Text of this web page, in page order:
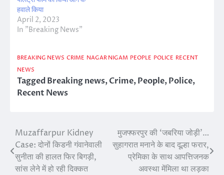
हवाले किया
April 2, 2023
In "Breaking News"
BREAKING NEWS CRIME NAGAR NIGAM PEOPLE POLICE RECENT
NEWS
TaggedBreaking news,Crime,People,Police,
Recent News
Post
navigation
Muzaffarpur Kidney
Case: दोनों किडनी गंवानेवाली
सुनीता की हालत फिर बिगड़ी,
सांस लेने में हो रही दिक्‍कत
मुजफ्फरपुर की ‘जबरिया जोड़ी’…
सुहागरात मनाने के बाद दूल्हा फरार,
प्रेमिका के साथ आपत्तिजनक
अवस्था मेंमिला था लड़का